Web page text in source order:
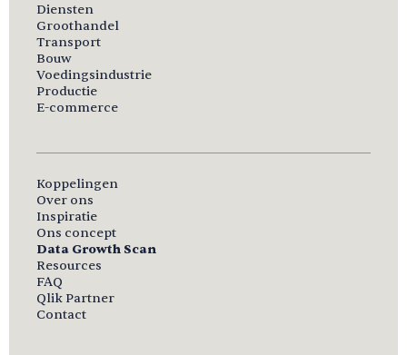
Diensten
Groothandel
Transport
Bouw
Voedingsindustrie
Productie
E-commerce
Koppelingen
Over ons
Inspiratie
Ons concept
Data Growth Scan
Resources
FAQ
Qlik Partner
Contact